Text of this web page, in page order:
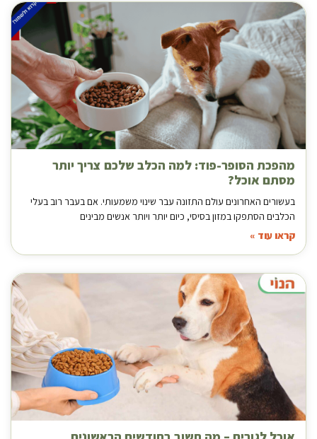
מהפכת הסופר-פוד: למה הכלב שלכם צריך יותר
מסתם אוכל?
בעשורים האחרונים עולם התזונה עבר שינוי משמעותי. אם בעבר רוב בעלי
הכלבים הסתפקו במזון בסיסי, כיום יותר ויותר אנשים מבינים
קראו עוד »